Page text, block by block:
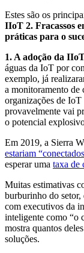
Estes são os
IIoT 2. Fracassos
práticas para o
1. A adoção da
águas da IoT por
exemplo, já
a monitoramento de
organizações de IoT
provavelmente vai
o potencial
Em 2019, a Sierra
estariam
esperar uma taxa de
Muitas estimativas
burburinho do setor,
com executivos da
inteligente como “o
mostra quantos
soluções.